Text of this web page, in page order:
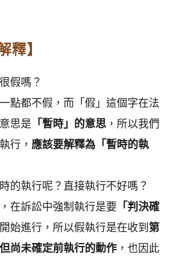
釋】
假嗎？
點都不假，而「假」這個字在法
思是 「暫時」的意思 ，所以我們
行， 應該要解釋為「暫時的執
的執行呢？直接執行不好嗎？
在訴訟中強制執行是要 「判決確
始進行，所以假執行是在收到 第
尚未確定前執行的動作 ，也因此